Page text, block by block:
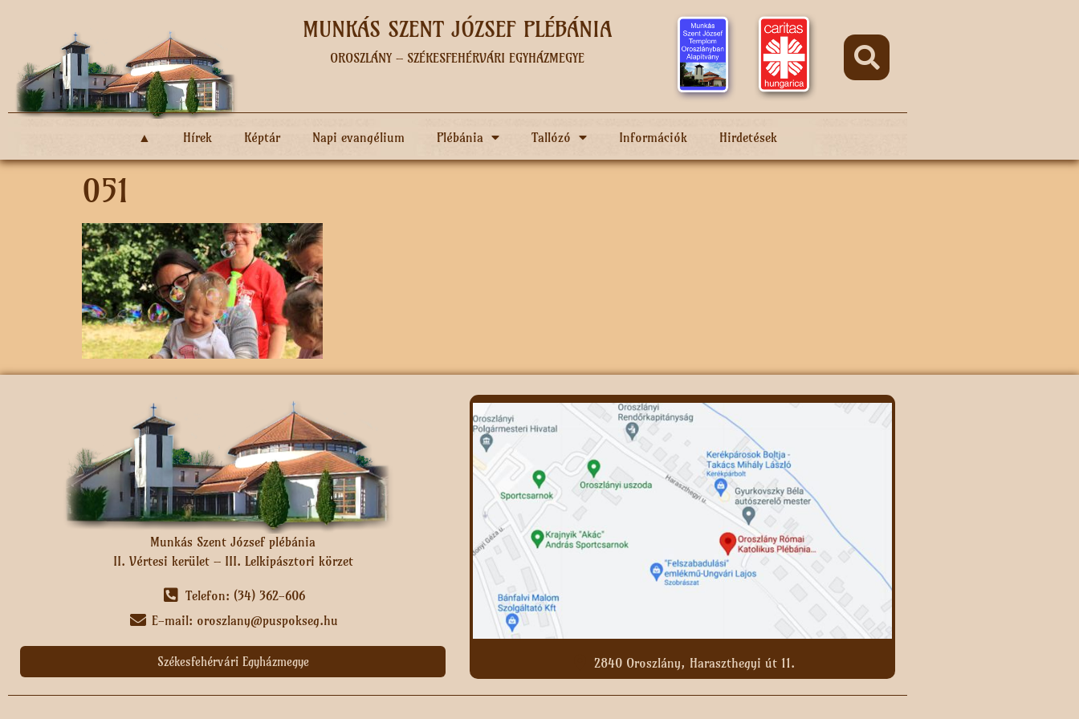
MUNKÁS SZENT JÓZSEF PLÉBÁNIA
OROSZLÁNY – SZÉKESFEHÉRVÁRI EGYHÁZMEGYE
▲ Hírek Képtár Napi evangélium Plébánia Tallózó Információk Hirdetések
051
Munkás Szent József plébánia
II. Vértesi kerület – III. Lelkipásztori körzet
Telefon: (34) 362-606
E-mail: oroszlany@puspokseg.hu
Székesfehérvári Egyházmegye 2840 Oroszlány, Haraszthegyi út 11.